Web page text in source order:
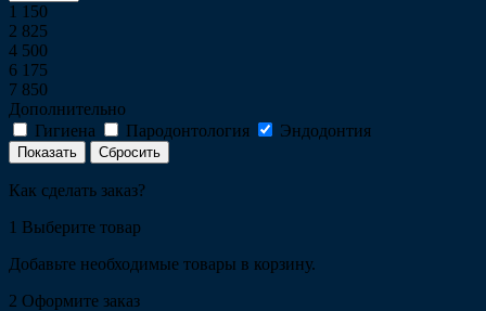
1 150
2 825
4 500
6 175
7 850
Дополнительно
Гигиена
Пародонтология Эндодонтия
Сбросить
Как сделать заказ?
1 Выберите товар
Добавьте необходимые товары в корзину.
2 Оформите заказ